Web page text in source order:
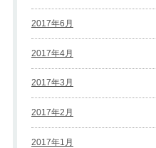
2017年6月
2017年4月
2017年3月
2017年2月
2017年1月